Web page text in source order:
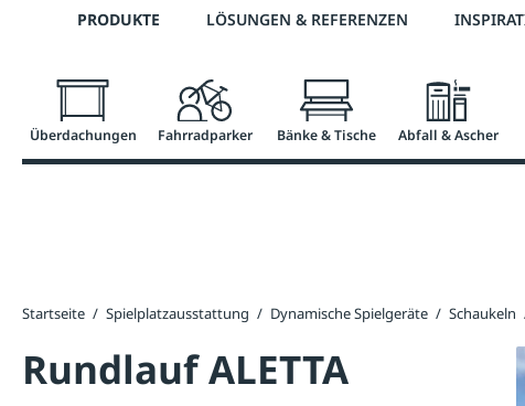
Zur Hauptnavigation springen
Telefon: +43 7672 95895 0
PRODUKTE LÖSUNGEN & REFERENZEN
Überdachungen Fahrradparker Bänke & Tische Abfall & Ascher
Startseite / Spielplatzausstattung / Dynamische Spielgeräte / Schaukeln
Rundlauf ALETTA